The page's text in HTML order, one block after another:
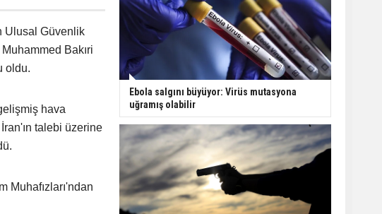
Ulusal Güvenlik
Bakıri
oldu.
hava
talebi üzerine
Muhafızları'ndan
Ebola salgını büyüyor: Virüs mutasyona
uğramış olabilir